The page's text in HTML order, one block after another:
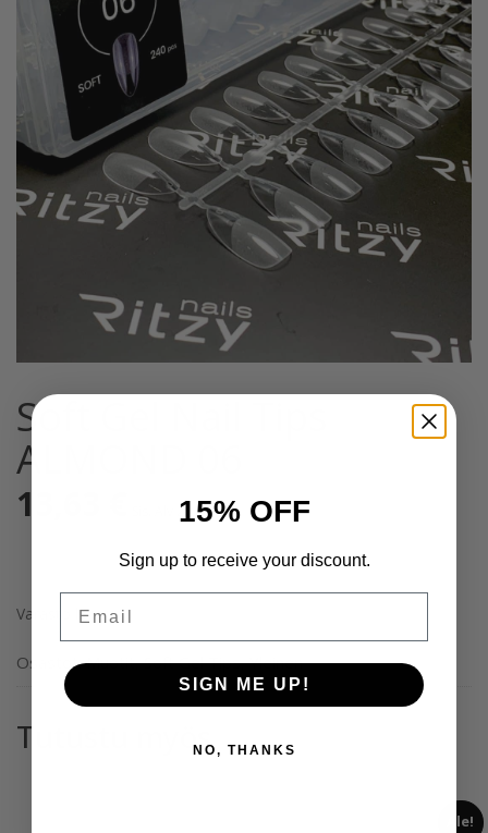
Soft Gel Nail Tips
ALMOND 06
13,63 Sis. Alv 25,5%
Varasto loppu
Osastot:Muotit,Soft Gel Tips,Yleinen
Tutustu myös
Ale!
15% OFF
Sign up to receive your discount.
SIGN ME UP!
NO, THANKS